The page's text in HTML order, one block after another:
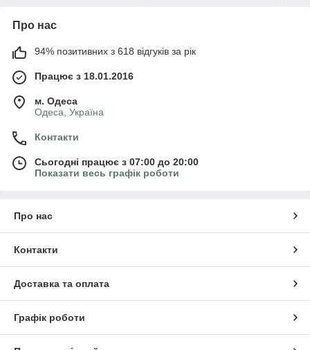
Про нас
94% позитивних з 618 відгуків за рік
Працює з 18.01.2016
м. Одеса
Одеса, Україна
Контакти
Сьогодні працює з 07:00 до 20:00
Показати весь графік роботи
Про нас
Контакти
Доставка та оплата
Графік роботи